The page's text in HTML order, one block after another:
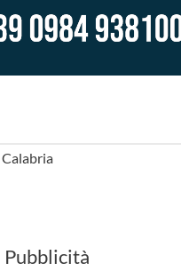
Calabria
Pubblicità